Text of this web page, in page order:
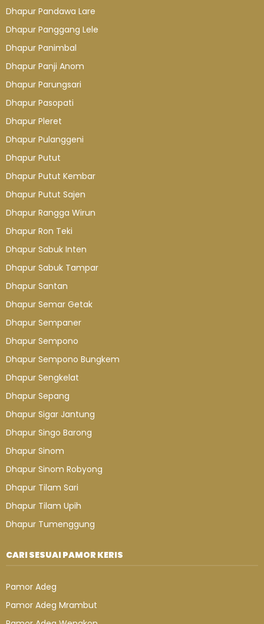
Dhapur Pandawa Lare
Dhapur Panggang Lele
Dhapur Panimbal
Dhapur Panji Anom
Dhapur Parungsari
Dhapur Pasopati
Dhapur Pleret
Dhapur Pulanggeni
Dhapur Putut
Dhapur Putut Kembar
Dhapur Putut Sajen
Dhapur Rangga Wirun
Dhapur Ron Teki
Dhapur Sabuk Inten
Dhapur Sabuk Tampar
Dhapur Santan
Dhapur Semar Getak
Dhapur Sempaner
Dhapur Sempono
Dhapur Sempono Bungkem
Dhapur Sengkelat
Dhapur Sepang
Dhapur Sigar Jantung
Dhapur Singo Barong
Dhapur Sinom
Dhapur Sinom Robyong
Dhapur Tilam Sari
Dhapur Tilam Upih
Dhapur Tumenggung
CARI SESUAI PAMOR KERIS
Pamor Adeg
Pamor Adeg Mrambut